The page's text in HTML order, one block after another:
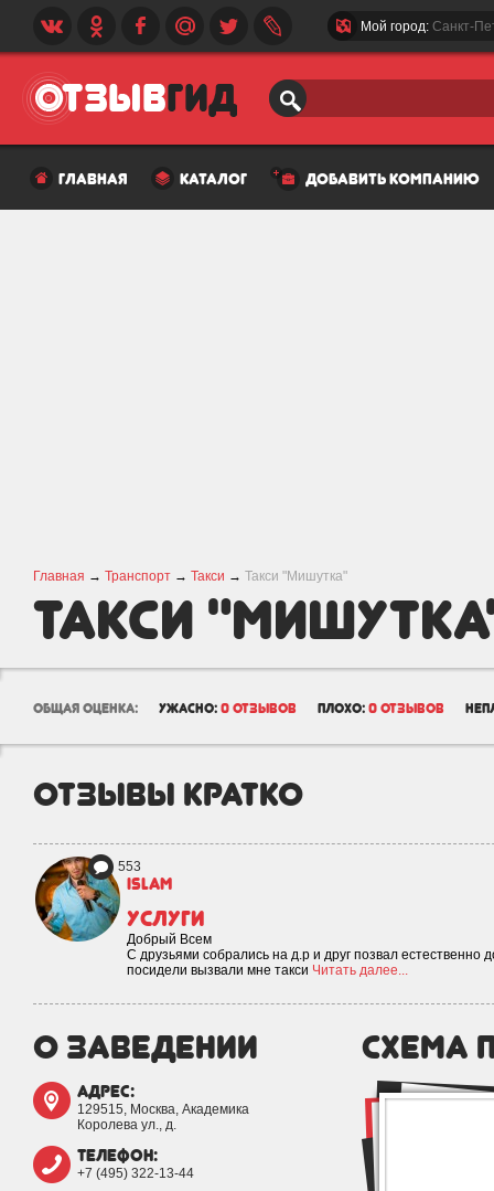
Мой город: Санкт-
главная каталог добавить компанию
Главная → Транспорт → Такси → Такси "Мишутка"
Такси
общая оценка: ужасно: 0 отзывов плохо: 0 отзывов
отзывы кратко
553
islam
Услуги
Добрый Всем
С друзьями собрались на д.р и друг позвал естественно
посидели вызвали мне такси Читать далее...
о заведении
адрес:
129515, Москва, Академика
Королева ул., д.
телефон:
+7 (495) 322-13-44
схема